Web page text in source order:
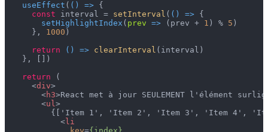
useEffect ( () => {
const interval = setInterval ( () => {
setHighlightIndex ( prev => (prev + 1 ) % 5 )
    },
1000 )
return
() => clearInterval (interval)
  }, [])
return (
<div>
<h3>React met à jour SEULEMENT l'élément
<ul >
{['Item 1', 'Item 2', 'Item 3', 'Item 4',
<li
key={index}